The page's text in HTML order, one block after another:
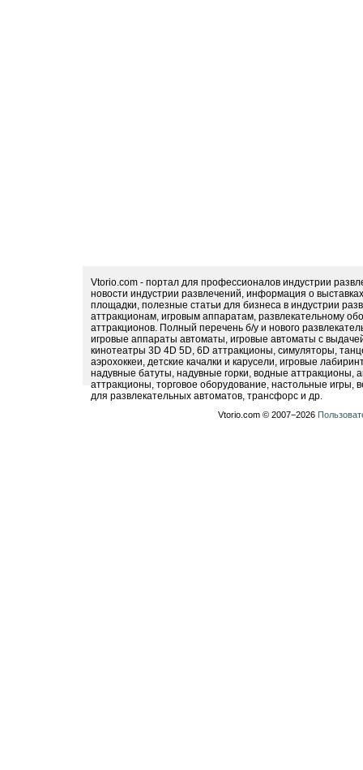
Vtorio.com - портал для профессионалов индустрии
новости индустрии развлечений, информация о
площадки, полезные статьи для бизнеса в индустрии
аттракционам, игровым аппаратам, развлекательному
аттракционов. Полный перечень б/у и нового
игровые аппараты автоматы, игровые автоматы с
кинотеатры 3D 4D 5D, 6D аттракционы, симуляторы,
аэрохоккеи, детские качалки и карусели, игровые
надувные батуты, надувные горки, водные
аттракционы, торговое оборудование, настольные игры,
для развлекательных автоматов, трансфорс и др.
Vtorio.com © 2007−2026